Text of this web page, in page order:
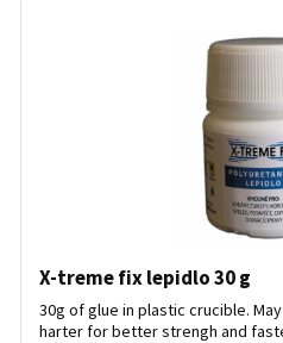
X-treme fix lepidlo 30 g
30g of glue in plastic crucible.
harter for better strengh and